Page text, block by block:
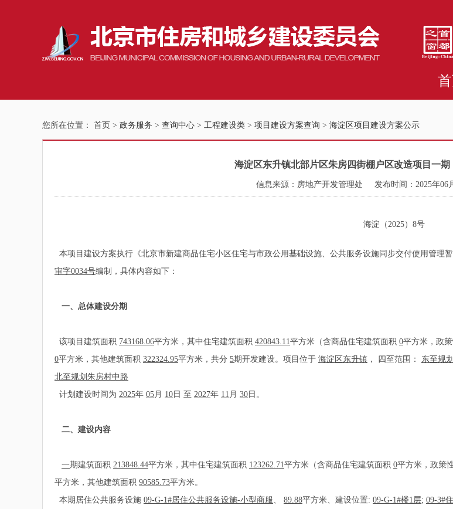
您所在位置： 首页 > 政务服务 > 查询中心 > 工程建设类 > 项目建设方案查询 > 海淀区项目建设方案公示
海淀区东升镇北部片区朱房四街棚户区改造项目一
信息来源：房地产开发管理处 发布时间：2025年06
海淀（2025）8号
本项目建设方案执行《北京市新建商品住宅小区住宅与市政公用基础设施、公共服务设施同步交付使用管理
审字0034号编制，具体内容如下：
一、总体建设分期
该项目建筑面积 743168.06平方米，其中住宅建筑面积 420843.11平方米（含商品住宅建筑面积 0平方米，政
0平方米，其他建筑面积 322324.95平方米，共分 5期开发建设。项目位于 海淀区东升镇 ， 四至范围： 东至规
北至规划朱房村中路
计划建设时间为 2025年 05月 10 日 至 2027年 11 月 30 日。
二、建设内容
一期建筑面积 213848.44平方米，其中住宅建筑面积 123262.71平方米（含商品住宅建筑面积 0平方米，政策
平方米，其他建筑面积 90585.73平方米。
本期居住公共服务设施 09-G-1#居住公共服务设施-小型商服、 89.88平方米、建设位置: 09-G-1#楼1层; 09-3#